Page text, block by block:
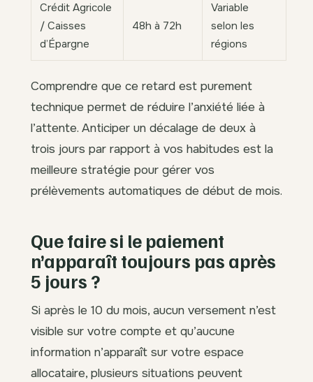
Crédit Agricole
/ Caisses
d’Épargne
48h à 72h
Variable
selon les
régions
Comprendre que ce retard est purement
technique permet de réduire l’anxiété liée à
l’attente. Anticiper un décalage de deux à
trois jours par rapport à vos habitudes est la
meilleure stratégie pour gérer vos
prélèvements automatiques de début de mois.
Que faire si le paiement
n’apparaît toujours pas après
5 jours ?
Si après le 10 du mois, aucun versement n’est
visible sur votre compte et qu’aucune
information n’apparaît sur votre espace
allocataire, plusieurs situations peuvent